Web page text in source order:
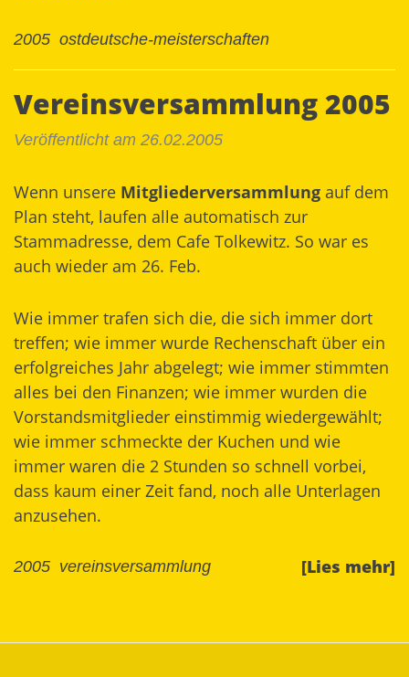
2005 ostdeutsche-meisterschaften
Vereinsversammlung 2005
Veröffentlicht am 26.02.2005
Wenn unsere Mitgliederversammlung auf dem
Plan steht, laufen alle automatisch zur
Stammadresse, dem Cafe Tolkewitz. So war es
auch wieder am 26. Feb.
Wie immer trafen sich die, die sich immer dort
treffen; wie immer wurde Rechenschaft über ein
erfolgreiches Jahr abgelegt; wie immer stimmten
alles bei den Finanzen; wie immer wurden die
Vorstandsmitglieder einstimmig wiedergewählt;
wie immer schmeckte der Kuchen und wie
immer waren die 2 Stunden so schnell vorbei,
dass kaum einer Zeit fand, noch alle Unterlagen
anzusehen.
[Lies mehr]
2005 vereinsversammlung